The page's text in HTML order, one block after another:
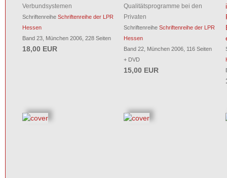
Verbundsystemen
Schriftenreihe Schriftenreihe der LPR
Hessen
Band 23, München 2006, 228 Seiten
18,00 EUR
Qualitätsprogramme bei den
Privaten
SchriftenreiheSchriftenreihe der LPR
Hessen
Band 22, München 2006, 116 Seiten
+ DVD
15,00 EUR